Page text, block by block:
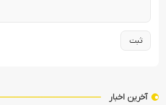
آخرین اخبار